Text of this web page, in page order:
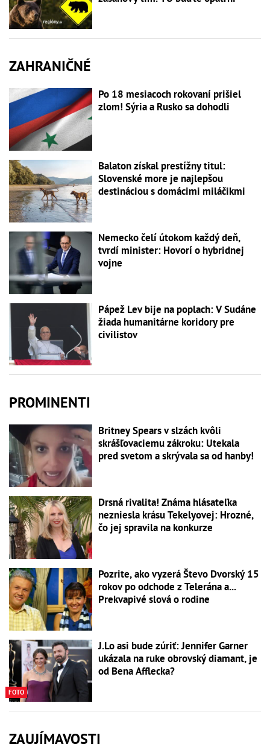
ZAHRANIČNÉ
Po 18 mesiacoch rokovaní prišiel
zlom! Sýria a Rusko sa dohodli
Balaton získal prestížny titul:
Slovenské more je najlepšou
destináciou s domácimi miláčikmi
Nemecko čelí útokom každý deň,
tvrdí minister: Hovorí o hybridnej
vojne
Pápež Lev bije na poplach: V Sudáne
žiada humanitárne koridory pre
civilistov
PROMINENTI
Britney Spears v slzách kvôli
skrášľovaciemu zákroku: Utekala
pred svetom a skrývala sa od hanby!
Drsná rivalita! Známa hlásateľka
nezniesla krásu Tekelyovej: Hrozné,
čo jej spravila na konkurze
Pozrite, ako vyzerá Števo Dvorský 15
rokov po odchode z Telerána a...
Prekvapivé slová o rodine
FOTO
J.Lo asi bude zúriť: Jennifer Garner
ukázala na ruke obrovský diamant, je
od Bena Afflecka?
ZAUJÍMAVOSTI